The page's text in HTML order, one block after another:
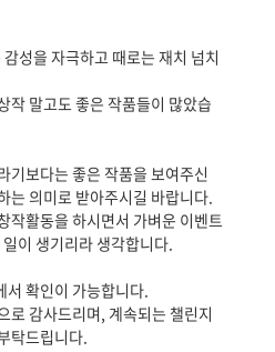
성을 자극하고 때로는 재치 넘치
작 말고도 좋은 작품들이 많았습
기보다는 좋은 작품을 보여주신
는 의미로 받아주시길 바랍니다.
작활동을 하시면서 가벼운 이벤트
이 생기리라 생각합니다.
확인이 가능합니다.
로 감사드리며, 계속되는 챌린지
탁드립니다.